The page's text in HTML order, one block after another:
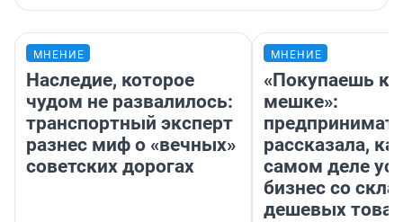
МНЕНИЕ
Наследие, которое
чудом не развалилось:
транспортный эксперт
разнес миф о «вечных»
советских дорогах
МНЕНИЕ
«Покупаешь
мешке»:
рассказала,
самом деле
бизнес со
дешевых